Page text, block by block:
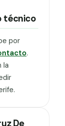
técnico
por
.
la
De